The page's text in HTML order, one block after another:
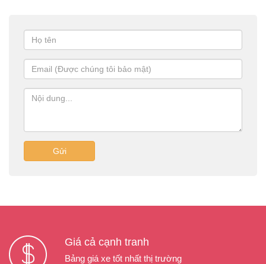
Gửi
Giá cả cạnh tranh
Bảng giá xe tốt nhất thị trường